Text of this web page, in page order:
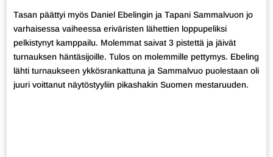
Tasan päättyi myös Daniel Ebelingin ja Tapani Sammalvuon jo
varhaisessa vaiheessa eriväristen lähettien loppupeliksi
pelkistynyt kamppailu. Molemmat saivat 3 pistettä ja jäivät
turnauksen häntäsijoille. Tulos on molemmille pettymys. Ebeling
lähti turnaukseen ykkösrankattuna ja Sammalvuo puolestaan oli
juuri voittanut näytöstyyliin pikashakin Suomen mestaruuden.